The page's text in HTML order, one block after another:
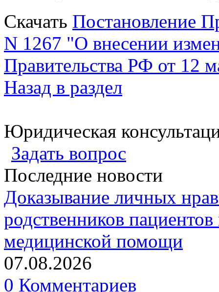
Скачать Постановление
N 1267 "О внесении
Правительства РФ от 12
Назад в раздел
Юридическая
Задать вопрос
Последние новости
Доказывание личных
родственников
медицинской помощи
07.08.2026
0 Комментариев